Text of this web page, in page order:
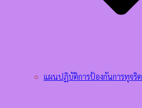
แผนปฏิบัติการป้องกันการทุจริต